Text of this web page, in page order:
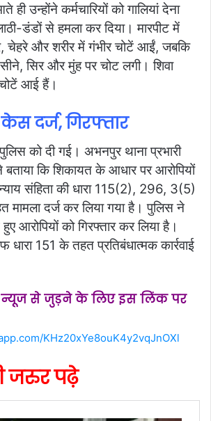
उन्होंने कर्मचारियों को गालियां देना
डंडों से हमला कर दिया। मारपीट में
चेहरे और शरीर में गंभीर चोटें आईं, जबकि
सिर और मुंह पर चोट लगी। शिवा
चोटें आई हैं।
दर्ज, गिरफ्तार
को दी गई। अभनपुर थाना प्रभारी
बताया कि शिकायत के आधार पर आरोपियों
संहिता की धारा 115(2), 296, 3(5)
दर्ज कर लिया गया है। पुलिस ने
हुए आरोपियों को गिरफ्तार कर लिया है।
151 के तहत प्रतिबंधात्मक कार्रवाई
न्यूज से जुड़ने के लिए इस लिंक पर
KHz20xYe8ouK4y2vqJnOXl
जरुर पढ़े